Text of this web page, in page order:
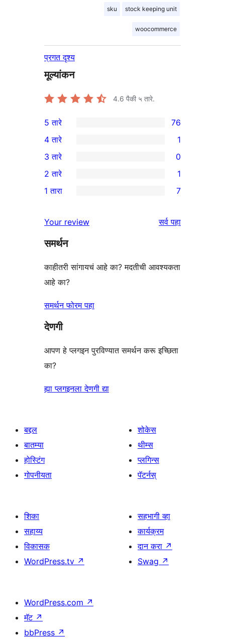
sku stock keeping unit
woocommerce
प्रगत दृश्य
मूल्यांकन
4.6 पैकी ५ तारे.
76
5-
तारांकित
परीक्षणे
5 तारे 76
4-
तारांकित
पुनरावलोकन
4 तारे 1
0
3-
तारांकित
3 तारे 0
2-
पुनरावलोकन
2 तारे 1
तारांकित
परीक्षणे
1 तारा 7
Your review सर्वपुनरावलोकने
पहा
समर्थन
काहीतरी सांगायचं आहे का? मदतीची आवश्यकता
आहे का?
समर्थन फोरम पहा
देणगी
आपण हे प्लगइन पुरविण्यात समर्थन करू इच्छिता
का?
ह्या प्लगइनला देणगी द्या
बद्दल
बातम्या
होस्टिंग
गोपनीयता
शोकेस
थीम्स
प्लगिन्स
पॅटर्नस्
शिका
सहाय्य
विकासक
WordPress.tv ↗
सहभागी व्हा
कार्यक्रम
दान करा ↗
Swag ↗
WordPress.com ↗
मॅट ↗
bbPress ↗